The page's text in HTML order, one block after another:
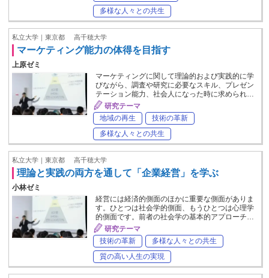
多様な人々との共生
私立大学｜東京都 高千穂大学
マーケティング能力の体得を目指す
上原ゼミ
マーケティングに関して理論的および実践的に学
びながら、調査や研究に必要なスキル、プレゼン
テーション能力、社会人になった時に求められ…
研究テーマ
地域の再生
技術の革新
多様な人々との共生
私立大学｜東京都 高千穂大学
理論と実践の両方を通して「企業経営」を学ぶ
小林ゼミ
経営には経済的側面のほかに重要な側面がありま
す。ひとつは社会学的側面、もうひとつは心理学
的側面です。前者の社会学の基本的アプローチ…
研究テーマ
技術の革新
多様な人々との共生
質の高い人生の実現